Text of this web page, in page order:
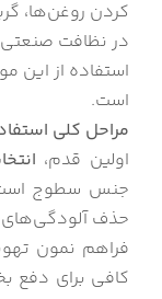
کردن روغن‌ها،
در نظافت صنعتی
استفاده از این
است.
مراحل کلی
اولین قدم،
جنس سطوج
حذف
فراهم نمون
کافی برای دفع